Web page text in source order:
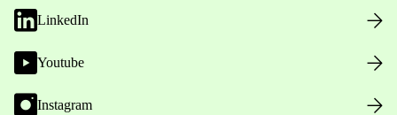
LinkedIn
Youtube
Instagram